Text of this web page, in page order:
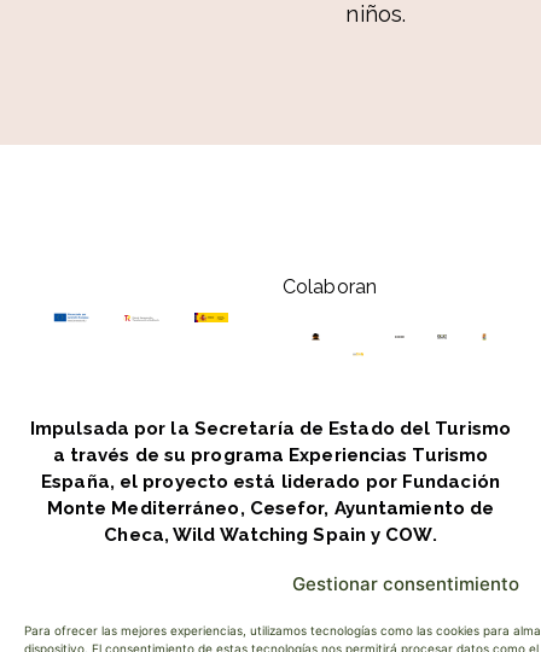
Gestionar consentimiento
Para ofrecer las mejores experiencias, utilizamos tecnologías como las cookies para
dispositivo. El consentimiento de estas tecnologías nos permitirá procesar datos como
niños.
Colaboran
Impulsada por la Secretaría de Estado del Turismo
a través de su programa Experiencias Turismo
España, el proyecto está liderado por Fundación
Monte Mediterráneo, Cesefor, Ayuntamiento de
Checa, Wild Watching Spain y COW.